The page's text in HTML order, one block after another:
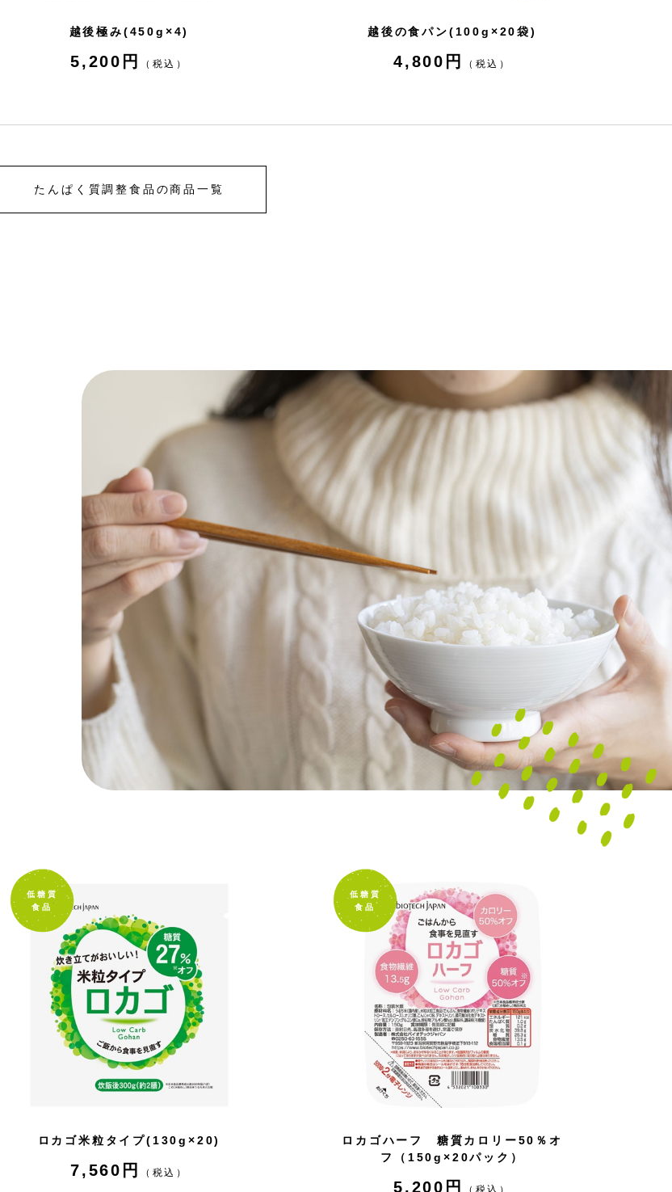
越後極み(450g×4)
5,200円 （税込）
越後の食パン(100g×20袋)
4,800円 （税込）
たんぱく質調整食品の商品一覧
低糖質
食品
ロカゴ米粒タイプ(130g×20)
7,560円 （税込）
低糖質
食品
ロカゴハーフ 糖質カロリー50％オ
フ（150g×20パック）
5,200円 （税込）